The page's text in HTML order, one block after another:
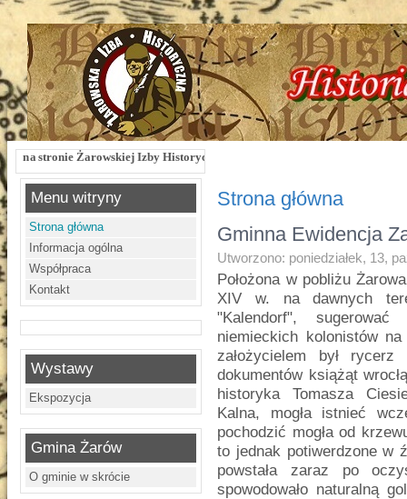
Izby Historycznej !!! Żarowska Izba Historyczna, ul. Dworcowa 3 !!!
Menu witryny
Strona główna
Informacja ogólna
Współpraca
Kontakt
Wystawy
Ekspozycja
Gmina Żarów
O gminie w skrócie
Strona główna
Gminna Ewidencja
Utworzono: poniedziałek, 13,
Położona w pobliżu
XIV w. na dawnych
"Kalendorf",
niemieckich kolonistów
założycielem był
dokumentów książąt
historyka Tomasza
Kalna, mogła istnieć
pochodzić mogła od
to jednak potiwerdzone w
powstała zaraz po
spowodowało naturalną